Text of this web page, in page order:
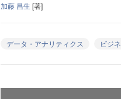
加藤 昌生 [著]
データ・アナリティクス ビジ